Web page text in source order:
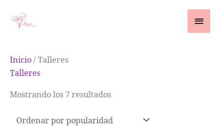
Inicio/ Talleres
Talleres
Mostrando los 7 resultados